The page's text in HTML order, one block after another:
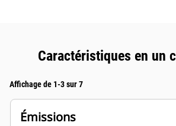
Caractéristiques en un
Affichage de 1-3 sur 7
Émissions